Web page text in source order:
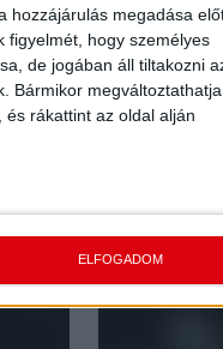
hozzájárulás megadása
figyelmét, hogy személyes
de jogában áll tiltakozni
Bármikor
rákattint az oldal alján
ELFOGADOM
AZ